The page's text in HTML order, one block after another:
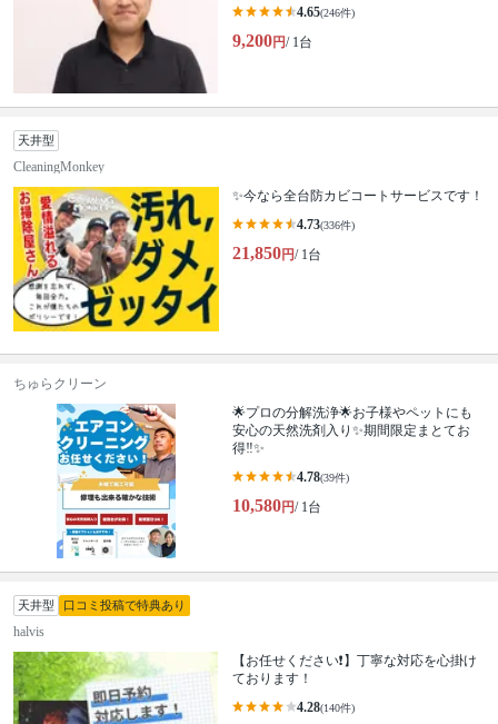
4.65(246件)
9,200円/ 1台
天井型
CleaningMonkey
✨今なら全台防カビコートサービスです！
4.73(336件)
21,850円/ 1台
ちゅらクリーン
🌟プロの分解洗浄🌟お子様やペットにも
安心の天然洗剤入り✨期間限定まとてお
得‼️✨
4.78(39件)
10,580円/ 1台
天井型 口コミ投稿で特典あり
halvis
【お任せください❗️】丁寧な対応を心掛け
ております！
4.28(140件)